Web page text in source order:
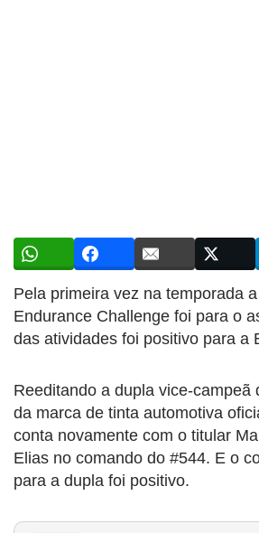
Pela primeira vez na temporada a
Endurance Challenge foi para o
das atividades foi positivo para a
Reeditando a dupla vice-campeã
da marca de tinta automotiva
conta novamente com o titular
Elias no comando do #544. E o
para a dupla foi positivo.